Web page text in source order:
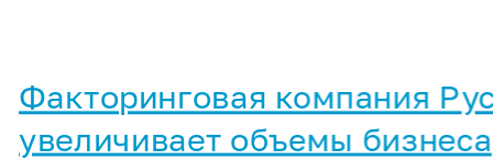
Факторинговая компания
увеличивает объемы бизнеса